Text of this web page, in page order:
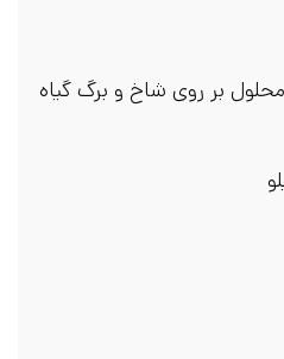
بر روی شاخ و برگ گیاه